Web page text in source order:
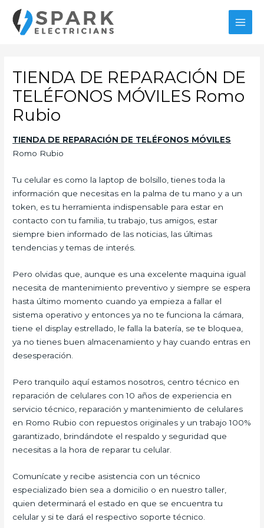
contenido
TIENDA DE REPARACIÓN DE
TELÉFONOS MÓVILES Romo
Rubio
TIENDA DE REPARACIÓN DE TELÉFONOS MÓVILES
Romo Rubio
Tu celular es como la laptop de bolsillo, tienes toda la
información que necesitas en la palma de tu mano y a un
token, es tu herramienta indispensable para estar en
contacto con tu familia, tu trabajo, tus amigos, estar
siempre bien informado de las noticias, las últimas
tendencias y temas de interés.
Pero olvidas que, aunque es una excelente maquina igual
necesita de mantenimiento preventivo y siempre se espera
hasta último momento cuando ya empieza a fallar el
sistema operativo y entonces ya no te funciona la cámara,
tiene el display estrellado, le falla la batería, se te bloquea,
ya no tienes buen almacenamiento y hay cuando entras en
desesperación.
Pero tranquilo aquí estamos nosotros, centro técnico en
reparación de celulares con 10 años de experiencia en
servicio técnico, reparación y mantenimiento de celulares
en Romo Rubio con repuestos originales y un trabajo 100%
garantizado, brindándote el respaldo y seguridad que
necesitas a la hora de reparar tu celular.
Comunícate y recibe asistencia con un técnico
especializado bien sea a domicilio o en nuestro taller,
quien determinará el estado en que se encuentra tu
celular y si te dará el respectivo soporte técnico.